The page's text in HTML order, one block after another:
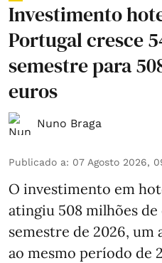
Investimento
Portugal cresce
semestre para
euros
Nuno Braga
Publicado a: 07 Agosto 2026,
O investimento em
atingiu 508 milhões
semestre de 2026, um
ao mesmo período de